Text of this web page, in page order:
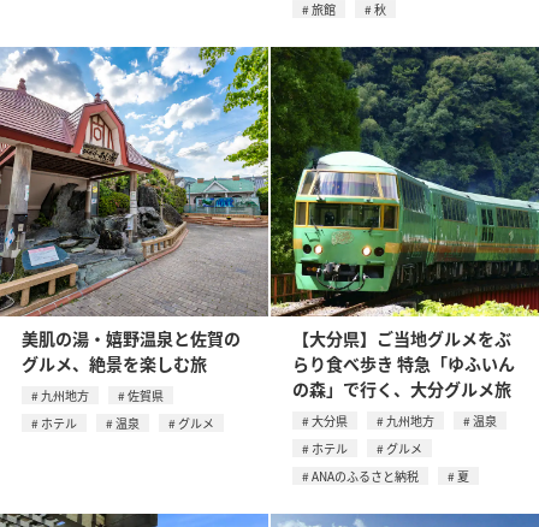
旅館
秋
美肌の湯・嬉野温泉と佐賀の
グルメ、絶景を楽しむ旅
九州地方
佐賀県
ホテル
温泉 グルメ
【大分県】ご当地グルメをぶ
らり食べ歩き 特急「ゆふいん
の森」で行く、大分グルメ旅
大分県 九州地方
温泉
ホテル
グルメ
ANAのふるさと納税
夏